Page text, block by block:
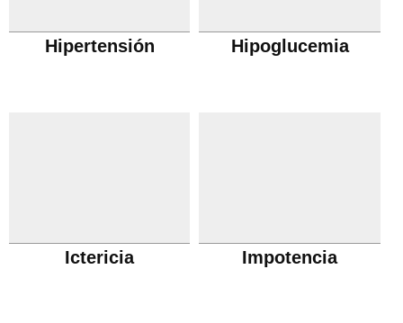
Hipertensión Hipoglucemia
Ictericia Impotencia